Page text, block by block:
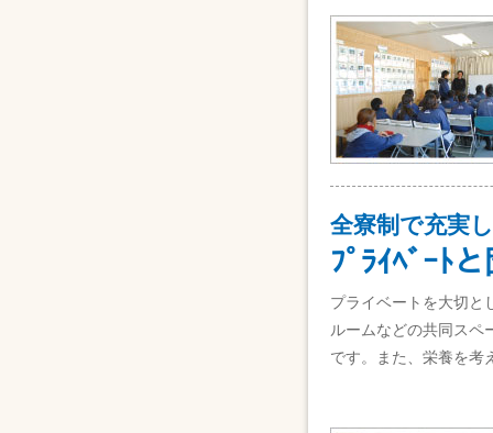
全寮制で充実
ﾌﾟﾗｲﾍﾞｰﾄ
プライベートを大切と
ルームなどの共同スペ
です。また、栄養を考